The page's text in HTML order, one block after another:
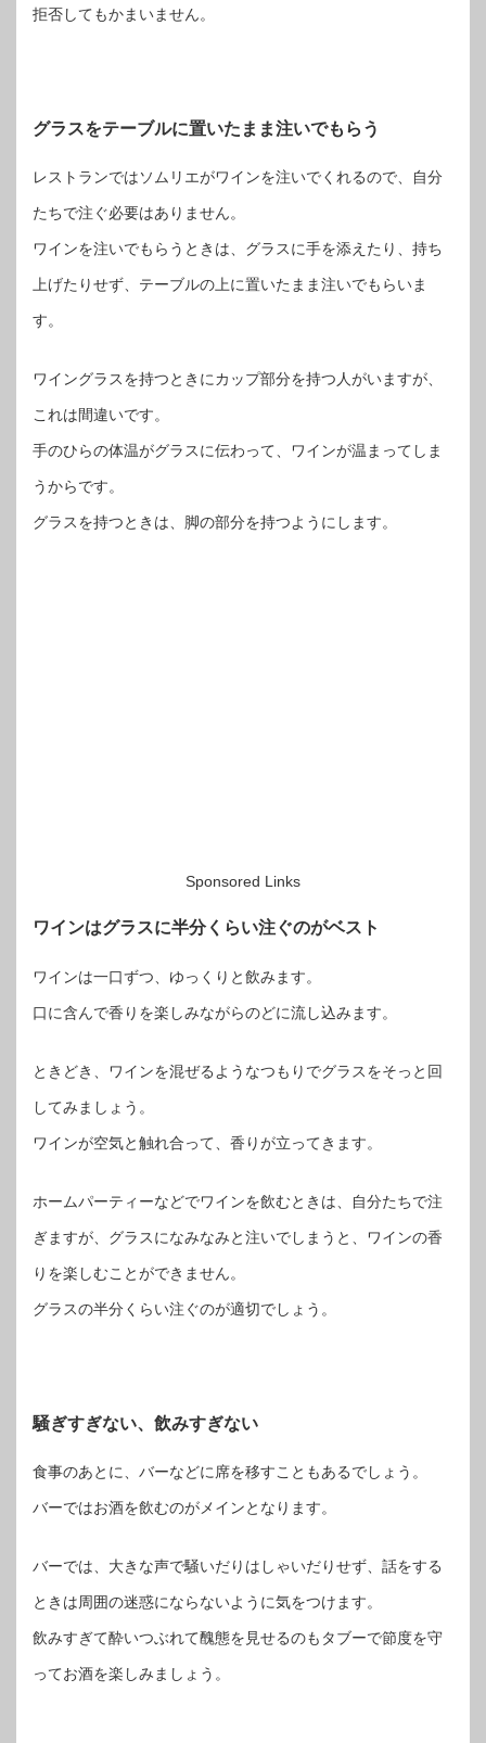
拒否してもかまいません。
グラスをテーブルに置いたまま注いでもらう
レストランではソムリエがワインを注いでくれるので、自分
たちで注ぐ必要はありません。
ワインを注いでもらうときは、グラスに手を添えたり、持ち
上げたりせず、テーブルの上に置いたまま注いでもらいま
す。
ワイングラスを持つときにカップ部分を持つ人がいますが、
これは間違いです。
手のひらの体温がグラスに伝わって、ワインが温まってしま
うからです。
グラスを持つときは、脚の部分を持つようにします。
Sponsored Links
ワインはグラスに半分くらい注ぐのがベスト
ワインは一口ずつ、ゆっくりと飲みます。
口に含んで香りを楽しみながらのどに流し込みます。
ときどき、ワインを混ぜるようなつもりでグラスをそっと回
してみましょう。
ワインが空気と触れ合って、香りが立ってきます。
ホームパーティーなどでワインを飲むときは、自分たちで注
ぎますが、グラスになみなみと注いでしまうと、ワインの香
りを楽しむことができません。
グラスの半分くらい注ぐのが適切でしょう。
騒ぎすぎない、飲みすぎない
食事のあとに、バーなどに席を移すこともあるでしょう。
バーではお酒を飲むのがメインとなります。
バーでは、大きな声で騒いだりはしゃいだりせず、話をする
ときは周囲の迷惑にならないように気をつけます。
飲みすぎて酔いつぶれて醜態を見せるのもタブーで節度を守
ってお酒を楽しみましょう。